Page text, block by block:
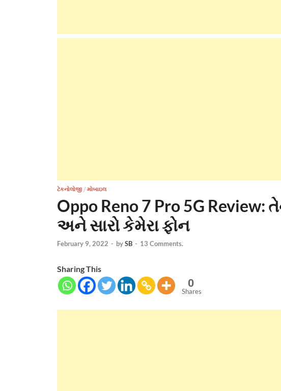
ટેકનોલોજી / મોબાઇલ
Oppo Reno 7 Pro 5G Review:
અને સારો કેમેરા ફોન
February 9, 2022 - bySB - 13 Comments.
Sharing This
0
Shares